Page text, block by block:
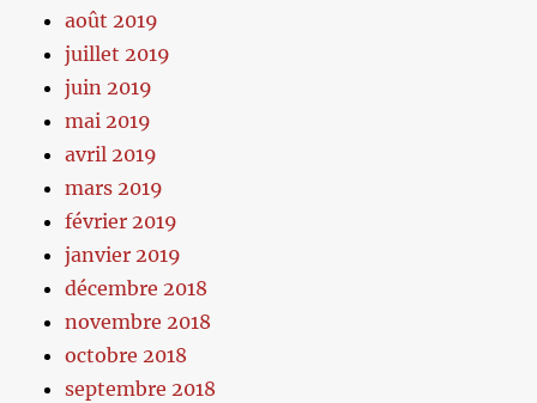
août 2019
juillet 2019
juin 2019
mai 2019
avril 2019
mars 2019
février 2019
janvier 2019
décembre 2018
novembre 2018
octobre 2018
septembre 2018